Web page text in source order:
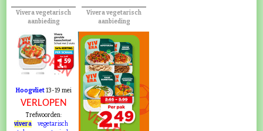
Vivera vegetarisch
aanbieding
VERLOPEN
Hoogvliet13-19 mei
VERLOPEN
Trefwoorden:
vivera
vegetarisch
Vivera vegetarisch
aanbieding